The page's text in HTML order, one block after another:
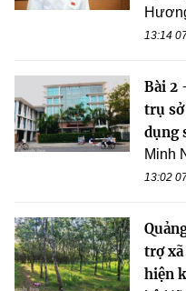
13:14
Bài 2
trụ sở
dụng
Minh
13:02
trợ xã
hiện